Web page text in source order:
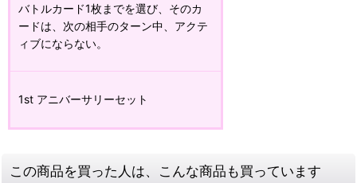
バトルカード1枚までを選び、そのカ
ードは、次の相手のターン中、アクテ
ィブにならない。
1st アニバーサリーセット
この商品を買った人は、こんな商品も買っています